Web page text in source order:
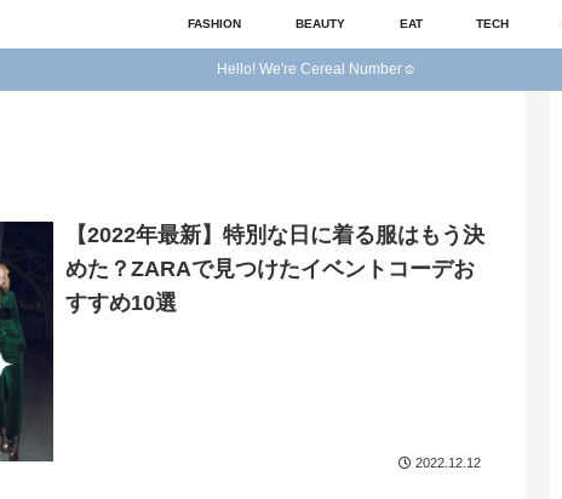
FASHION BEAUTY EAT TECH
Hello! We're Cereal Number☺︎
【2022年最新】特別な日に着る服はもう決
めた？ZARAで見つけたイベントコーデお
すすめ10選
2022.12.12